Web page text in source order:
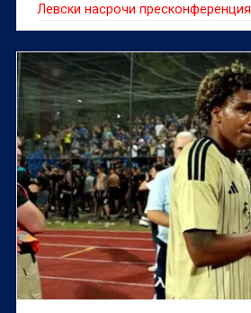
Левски насрочи пресконференция